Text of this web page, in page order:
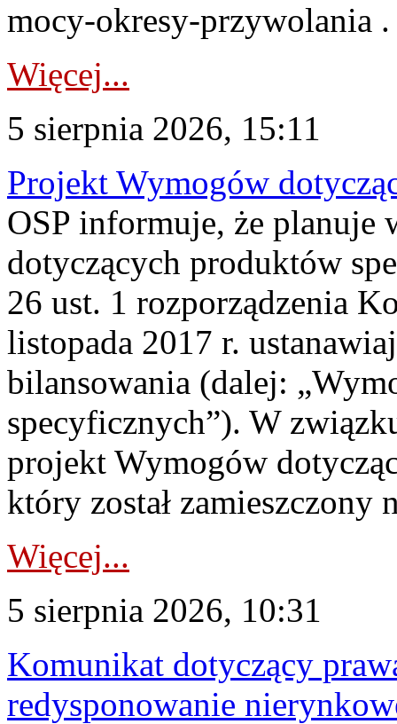
mocy-okresy-przywolania
Więcej...
5 sierpnia 2026, 15:11
Projekt Wymogów
OSP informuje, że planuje
dotyczących produktów
26 ust. 1 rozporządzenia
listopada 2017 r.
bilansowania (dalej:
specyficznych”). W
projekt Wymogów
który został zamieszczony
Więcej...
5 sierpnia 2026, 10:31
Komunikat dotyczący
redysponowanie